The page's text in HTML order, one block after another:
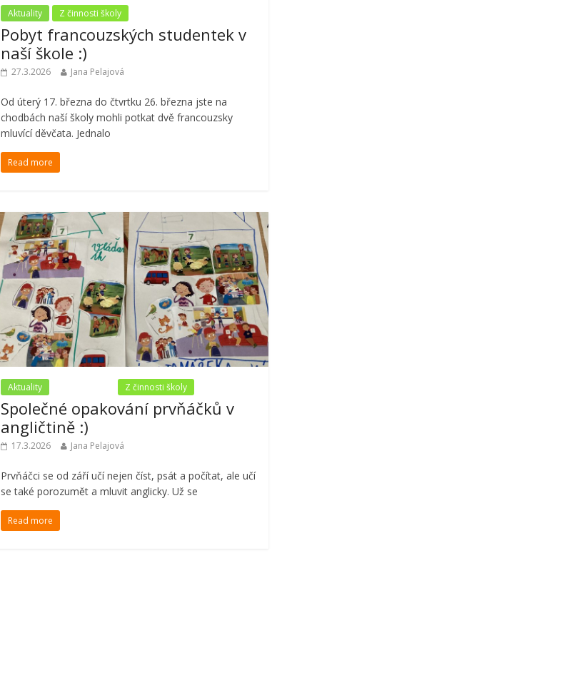
Aktuality Z činnosti školy
Pobyt francouzských studentek v
naší škole :)
27.3.2026 Jana Pelajová
Od úterý 17. března do čtvrtku 26. března jste na
chodbách naší školy mohli potkat dvě francouzsky
mluvící děvčata. Jednalo
Read more
Aktuality Z činnosti školy
Společné opakování prvňáčků v
angličtině :)
17.3.2026 Jana Pelajová
Prvňáčci se od září učí nejen číst, psát a počítat, ale učí
se také porozumět a mluvit anglicky. Už se
Read more